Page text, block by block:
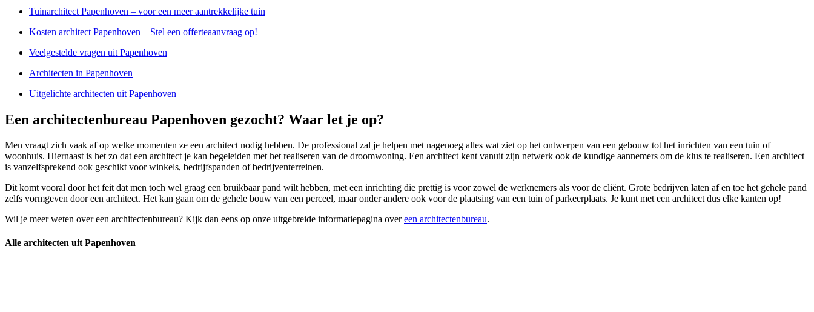
Tuinarchitect Papenhoven – voor een meer aantrekkelijke tuin
Kosten architect Papenhoven – Stel een offerteaanvraag op!
Veelgestelde vragen uit Papenhoven
Architecten in Papenhoven
Uitgelichte architecten uit Papenhoven
Een architectenbureau Papenhoven gezocht? Waar let je op?
Men vraagt zich vaak af op welke momenten ze een architect nodig hebben. De professional zal je helpen met nagenoeg alles wat ziet op het ontwerpen van een gebouw tot het inrichten van een tuin of
woonhuis. Hiernaast is het zo dat een architect je kan begeleiden met het realiseren van de droomwoning. Een architect kent vanuit zijn netwerk ook de kundige aannemers om de klus te realiseren. Een architect
is vanzelfsprekend ook geschikt voor winkels, bedrijfspanden of bedrijventerreinen.
Dit komt vooral door het feit dat men toch wel graag een bruikbaar pand wilt hebben, met een inrichting die prettig is voor zowel de werknemers als voor de cliënt. Grote bedrijven laten af en toe het gehele pand
zelfs vormgeven door een architect. Het kan gaan om de gehele bouw van een perceel, maar onder andere ook voor de plaatsing van een tuin of parkeerplaats. Je kunt met een architect dus elke kanten op!
Wil je meer weten over een architectenbureau? Kijk dan eens op onze uitgebreide informatiepagina overeen architectenbureau.
Alle architecten uit Papenhoven